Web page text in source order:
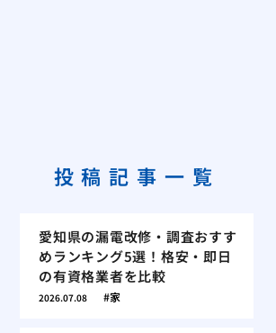
投稿記事一覧
愛知県の漏電改修・調査おすす
めランキング5選！格安・即日
の有資格業者を比較
2026.07.08 家